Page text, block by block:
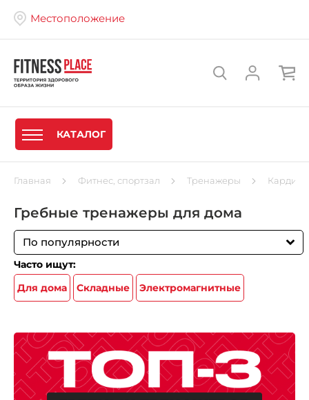
Местоположение
КАТАЛОГ
Главная Фитнес, спортзал Тренажеры
Гребные тренажеры для дома
По популярности
Часто ищут:
Для дома
Складные Электромагнитные